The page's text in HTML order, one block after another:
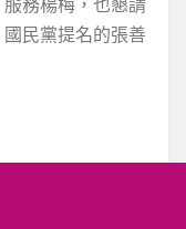
民黨提名的張善